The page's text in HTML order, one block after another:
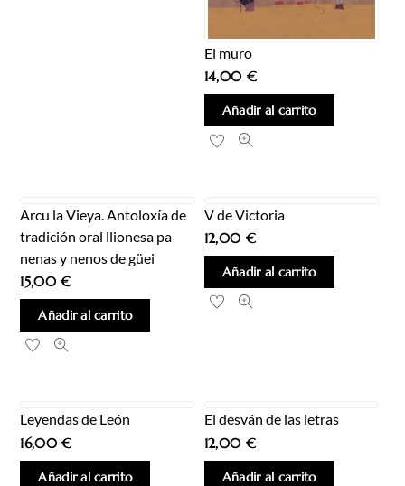
El muro
14,00 €
Añadir al carrito
Arcu la Vieya. Antoloxía de
tradición oral llionesa pa
nenas y nenos de güei
15,00€
Añadir al carrito
V de Victoria
12,00 €
Añadir al carrito
Leyendas de León
16,00€
Añadir al carrito
El desván de las letras
12,00 €
Añadir al carrito